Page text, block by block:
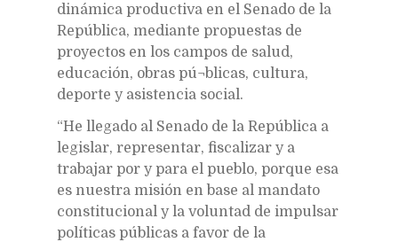
dinámica productiva en el Senado de la
República, mediante propuestas de
proyectos en los campos de salud,
educación, obras pú¬blicas, cultura,
deporte y asistencia social.
“He llegado al Senado de la República a
legislar, representar, fiscalizar y a
trabajar por y para el pueblo, porque esa
es nuestra misión en base al mandato
constitucional y la voluntad de impulsar
políticas públicas a favor de la